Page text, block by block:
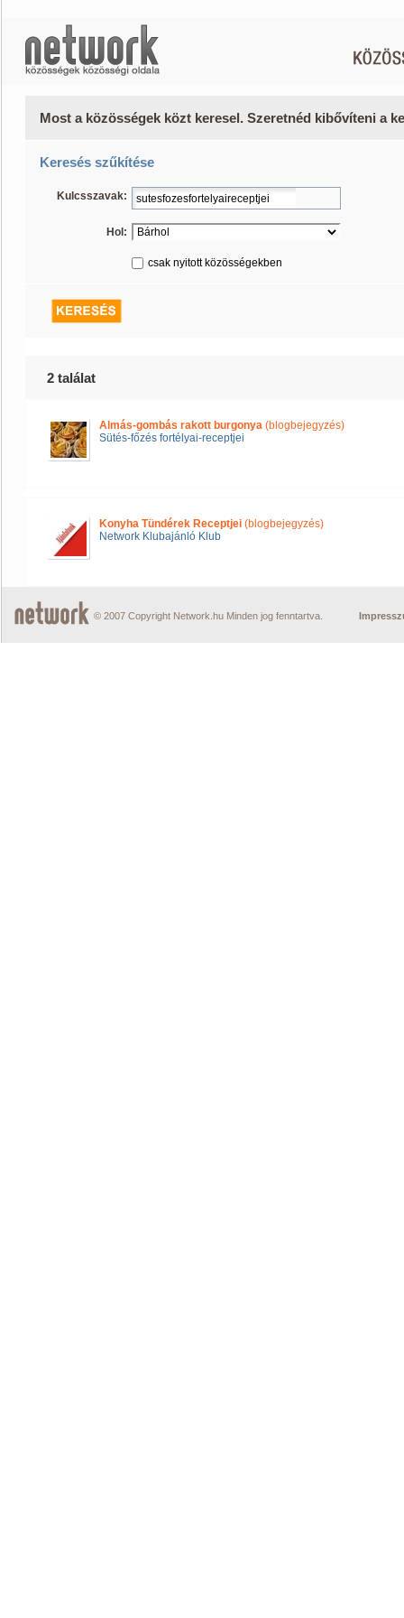
Most a közösségek közt keresel. Szeretnéd kibővíteni a
Keresés szűkítése
Kulcsszavak:
Hol:
csak nyitott közösségekben
2 találat
Almás-gombás rakott burgonya (blogbejegyzés)
Sütés-főzés fortélyai-receptjei
Konyha Tündérek Receptjei (blogbejegyzés)
Network Klubajánló Klub
© 2007 Copyright Network.hu Minden jog fenntartva.